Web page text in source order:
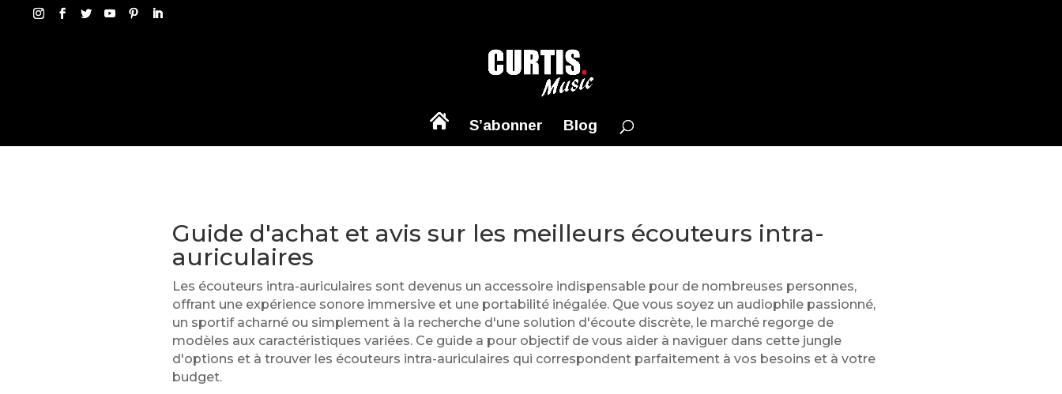
S’abonner Blog
Guide d'achat et avis sur les meilleurs écouteurs intra-
auriculaires
Les écouteurs intra-auriculaires sont devenus un accessoire indispensable pour de nombreuses personnes,
offrant une expérience sonore immersive et une portabilité inégalée. Que vous soyez un audiophile passionné,
un sportif acharné ou simplement à la recherche d'une solution d'écoute discrète, le marché regorge de
modèles aux caractéristiques variées. Ce guide a pour objectif de vous aider à naviguer dans cette jungle
d'options et à trouver les écouteurs intra-auriculaires qui correspondent parfaitement à vos besoins et à votre
budget.